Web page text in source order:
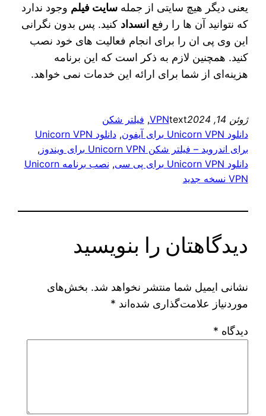
یعنی دیگر هیچ سایتی از جملهسایت فیلم وجود ندارد
که نتوانید آن ها را رفع انسداد کنید. پس بدون نگرانی
این وی پی ان را برای انجام فعالیت‌ های خود نصب
کنید. همچنین لازم به ذکر است که این برنامه
هزینه‌ای از شما برای ارائه این خدمات نمی خواهد.
ژوئن 14, 2024 text
VPN
, فیلتر شکن
دانلود Unicorn VPN برای آیفون
,
دانلود Unicorn VPN
برای اندروید – فیلتر شکن Unicorn VPN برای ویندوز
,
دانلود Unicorn VPN برای پی سی
,
نصب برنامه Unicorn
VPN نسخه جدید
دیدگاهتان را بنویسید
نشانی ایمیل شما منتشر نخواهد شد. بخش‌های
موردنیاز علامت‌گذاری شده‌اند *
دیدگاه *